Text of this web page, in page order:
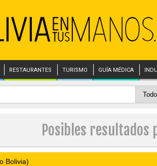
RESTAURANTES TURISMO GUÍA MÉDICA
Posibles resultados
Bolivia)